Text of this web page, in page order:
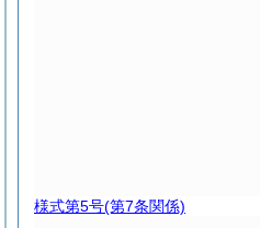
様式第5号(第7条関係)